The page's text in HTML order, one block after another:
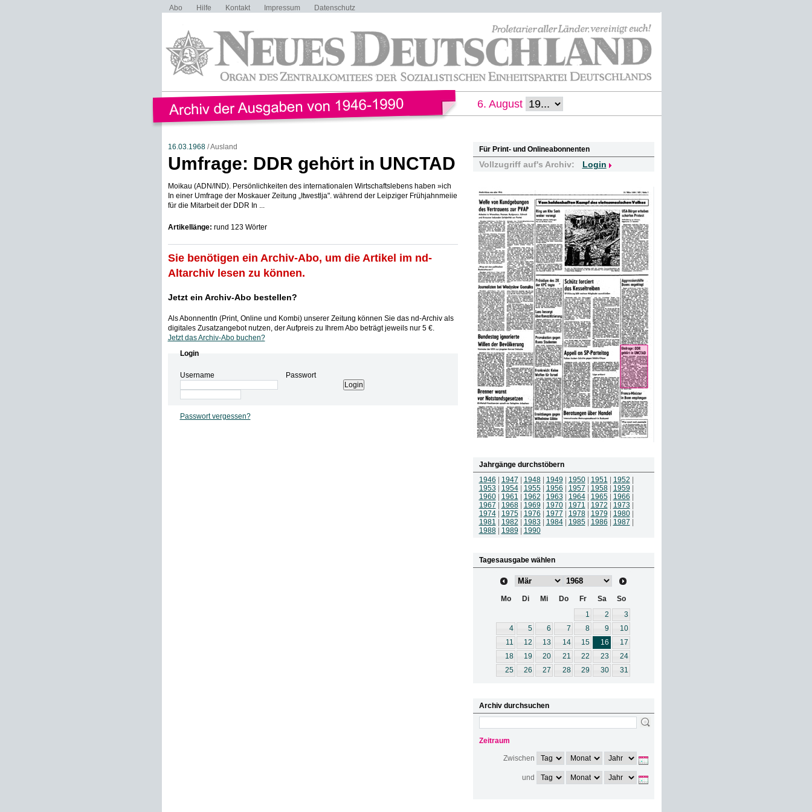
Abo Hilfe Kontakt Impressum Datenschutz
6. August
16.03.1968/ Ausland
Umfrage: DDR gehört in UNCTAD
Moikau (ADN/IND). Persönlichkeiten des internationalen Wirtschaftslebens haben »ich
In einer Umfrage der Moskauer Zeitung „Itwestlja". während der Leipziger Frühjahnmeiie
für die Mitarbeit der DDR In ...
Artikellänge: rund 123 Wörter
Sie benötigen ein Archiv-Abo, um die Artikel im nd-
Altarchiv lesen zu können.
Jetzt ein Archiv-Abo bestellen?
Als AbonnentIn (Print, Online und Kombi) unserer Zeitung können Sie das nd-Archiv als
digitales Zusatzangebot nutzen, der Aufpreis zu Ihrem Abo beträgt jeweils nur 5 €.
Jetzt das Archiv-Abo buchen?
Login
Username Passwort
Passwort vergessen?
Für Print- und Onlineabonnenten
Vollzugriff auf's Archiv: Login
Jahrgänge durchstöbern
1946
1947 1948| 1949 1950| 1951 1952
1953
1954| 1955| 1956 1957 1958| 1959
1960| 1961 1962 1963 1964| 1965| 1966
1967
1968| 1969 1970| 1971 1972 1973
1974| 1975| 1976 1977 1978| 1979 1980|
1981
1982 1983 1984| 1985| 1986 1987
1988| 1989 1990
Tagesausgabe wählen
Mo Di Mi Do Fr Sa
So
1
2
3
4
5 6 7 8 9
10
11
12 13 14 15 16
17
18
19 20 21 22 23
24
25
26 27 28 29 30 31
Archiv durchsuchen
Zeitraum
Zwischen
und